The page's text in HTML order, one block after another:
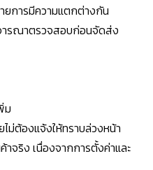
ยการมีความแตกต่างกัน
รณาตรวจสอบก่อนจัดส่ง
ม
ม่ต้องแจ้งให้ทราบล่วงหน้า
จริง เนื่องจากการตั้งค่าและ